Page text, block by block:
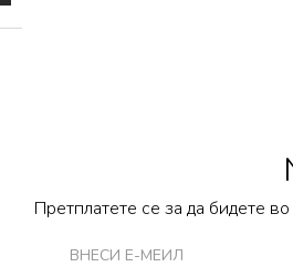
Претплатете се за да бидете